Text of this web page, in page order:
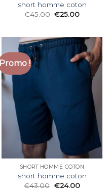
short homme coton
€45.00 €25.00
Promo !
SHORT HOMME COTON
short homme coton
€43.00 €24.00